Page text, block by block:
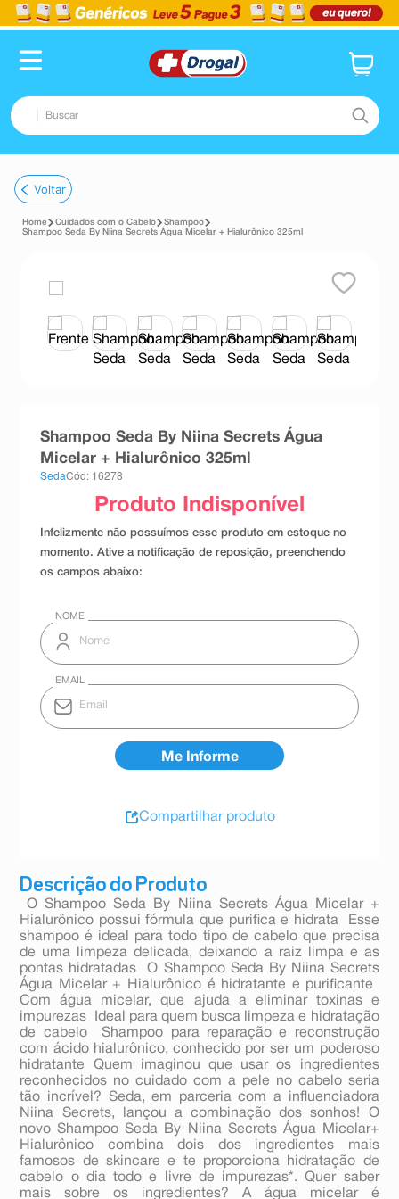
Buscar
1º fralda
2º dipirona
tadalafila
minoxidil
desodorante
absorvente
10ºshampoo
Voltar
Cuidados com o Cabelo
Shampoo
Shampoo Seda By Niina Secrets Água Micelar + Hialurônico 325ml
Descrição do Produto
 O Shampoo Seda By Niina Secrets Água Micelar +
Hialurônico possui fórmula que purifica e hidrata  Esse
shampoo é ideal para todo tipo de cabelo que precisa
de uma limpeza delicada, deixando a raiz limpa e as
pontas hidratadas  O Shampoo Seda By Niina Secrets
Água Micelar + Hialurônico é hidratante e purificante 
Com água micelar, que ajuda a eliminar toxinas e
impurezas  Ideal para quem busca limpeza e hidratação
de cabelo  Shampoo para reparação e reconstrução
com ácido hialurônico, conhecido por ser um poderoso
hidratante Quem imaginou que usar os ingredientes
reconhecidos no cuidado com a pele no cabelo seria
tão incrível? Seda, em parceria com a influenciadora
Niina Secrets, lançou a combinação dos sonhos! O
novo Shampoo Seda By Niina Secrets Água Micelar+
Hialurônico combina dois dos ingredientes mais
famosos de skincare e te proporciona hidratação de
cabelo o dia todo e livre de impurezas*. Quer saber
mais sobre os ingredientes? A água micelar é
Shampoo Seda By Niina Secrets Água
Micelar + Hialurônico 325ml
SedaCód: 16278
Compartilhar produto